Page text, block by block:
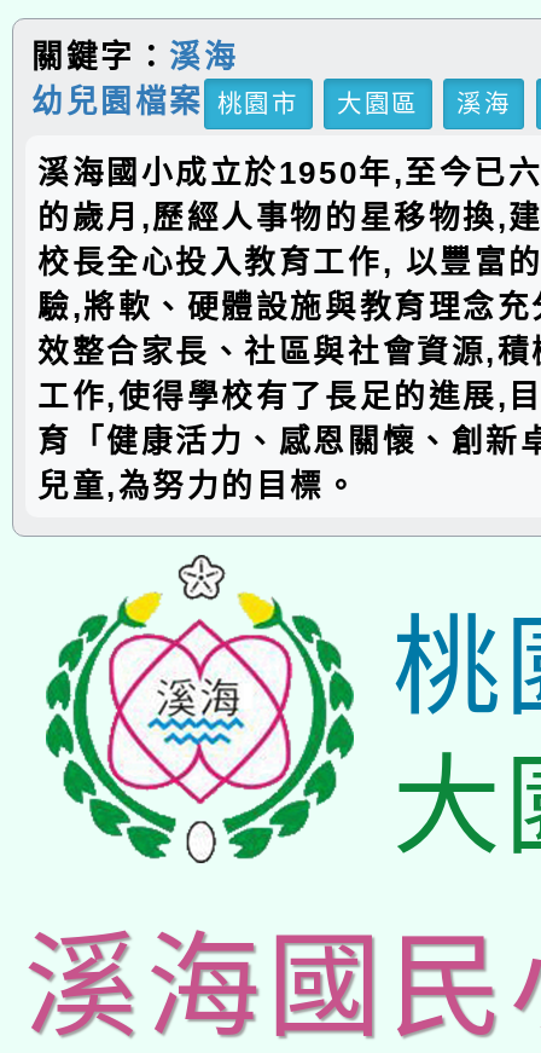
關鍵字： 溪海
幼兒園檔案
桃園市 大園區 溪海
溪海國小成立於1950年,至今已
的歲月,歷經人事物的星移物換,
校長全心投入教育工作, 以豐富
驗,將軟、硬體設施與教育理念
效整合家長、社區與社會資源,
工作,使得學校有了長足的進展,
育「健康活力、感恩關懷、創新
兒童,為努力的目標。
桃
大
溪海國民